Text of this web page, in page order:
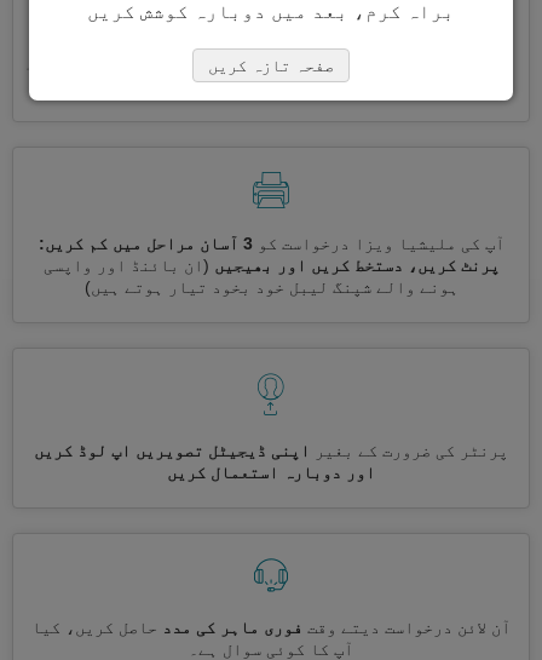
ایک ساتھ کئی ویزے درخواست کریں
خود بخود، تکراری معلومات
درج کرنے کی ضرورت نہیں ہے
آپ کی ملیشیا ویزا درخواست کو
3 آسان مراحل میں کم کریں:
پرنٹ کریں، دستخط کریں اور بھیجیں (ان بائنڈ اور واپسی
ہونے والے شپنگ لیبل خود بخود تیار ہوتے ہیں)
پرنٹر کی ضرورت کے بغیر
اپنی ڈیجیٹل تصویریں اپ لوڈ کریں
اور دوبارہ استعمال کریں
آن لائن درخواست دیتے وقت فوری ماہر کی مدد حاصل کریں، کیا
آپ کا کوئی سوال ہے۔
براہ کرم، بعد میں دوبارہ کوشش کریں
صفحہ تازہ کریں